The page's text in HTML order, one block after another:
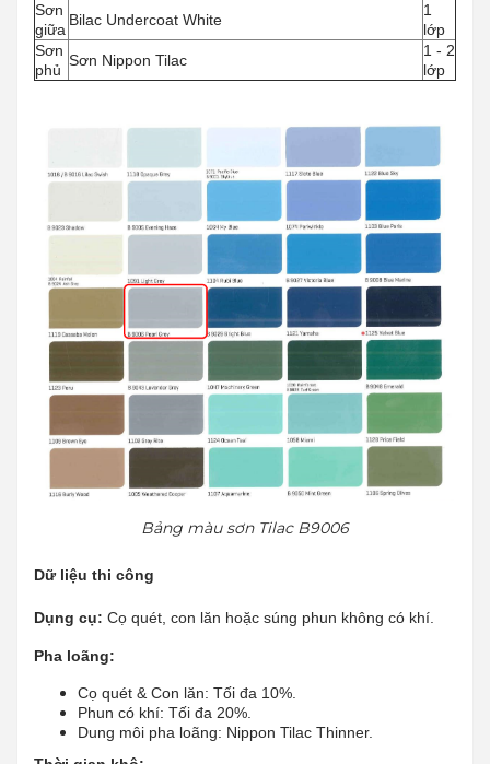
Sơn
giữa
Bilac Undercoat White
1
lớp
Sơn
phủ
Sơn Nippon Tilac
1 - 2
lớp
Bảng màu sơn Tilac B9006
Dữ liệu thi công
Dụng cụ: Cọ quét, con lăn hoặc súng phun không có khí.
Pha loãng:
Cọ quét & Con lăn: Tối đa 10%.
Phun có khí: Tối đa 20%.
Dung môi pha loãng: Nippon Tilac Thinner.